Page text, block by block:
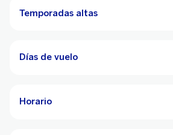
Temporadas altas
Días de vuelo
Horario